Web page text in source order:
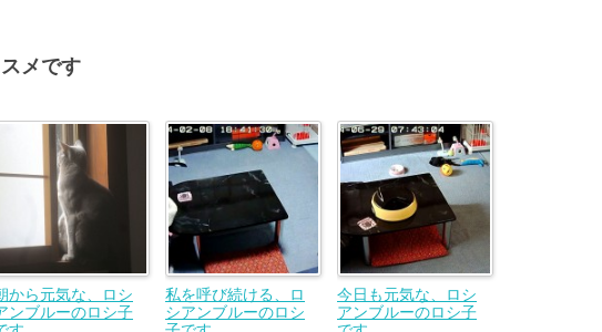
メです
から元気な、ロシ
ンブルーのロシ子
私を呼び続ける、ロ
シアンブルーのロシ
今日も元気な、ロシ
アンブルーのロシ子